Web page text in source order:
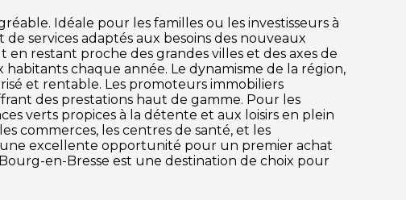
Idéale pour les familles ou les investisseurs à
services adaptés aux besoins des nouveaux
restant proche des grandes villes et des axes de
chaque année. Le dynamisme de la région,
et rentable. Les promoteurs immobiliers
des prestations haut de gamme. Pour les
verts propices à la détente et aux loisirs en plein
commerces, les centres de santé, et les
excellente opportunité pour un premier achat
en-Bresse est une destination de choix pour